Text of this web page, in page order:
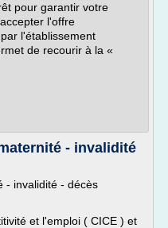
pour garantir votre
l'offre
l'établissement
de recourir à la «
- invalidité
- invalidité - décès
et l'emploi ( CICE ) et